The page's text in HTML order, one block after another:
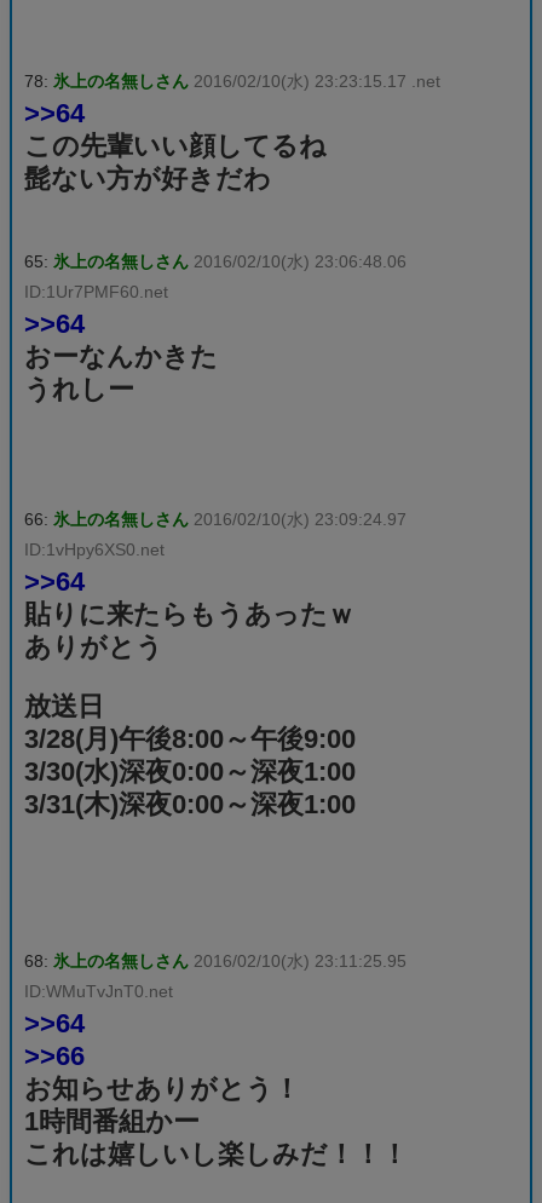
78: 氷上の名無しさん 2016/02/10(水) 23:23:15.17 .net
>>64
この先輩いい顔してるね
髭ない方が好きだわ
65: 氷上の名無しさん 2016/02/10(水) 23:06:48.06
ID:1Ur7PMF60.net
>>64
おーなんかきた
うれしー
66: 氷上の名無しさん 2016/02/10(水) 23:09:24.97
ID:1vHpy6XS0.net
>>64
貼りに来たらもうあったｗ
ありがとう
放送日
3/28(月)午後8:00～午後9:00
3/30(水)深夜0:00～深夜1:00
3/31(木)深夜0:00～深夜1:00
68: 氷上の名無しさん 2016/02/10(水) 23:11:25.95
ID:WMuTvJnT0.net
>>64
>>66
お知らせありがとう！
1時間番組かー
これは嬉しいし楽しみだ！！！